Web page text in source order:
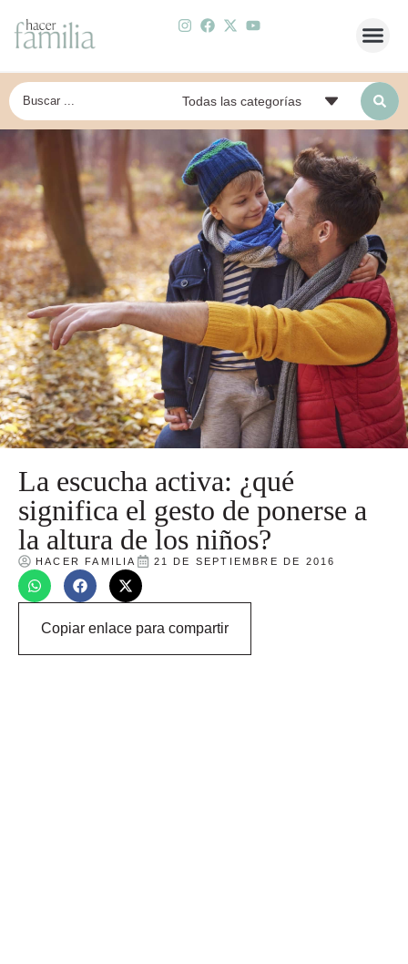
La escucha activa: ¿qué
significa el gesto de ponerse a
la altura de los niños?
HACER FAMILIA 21 DE SEPTIEMBRE DE 2016
Copiar enlace para compartir